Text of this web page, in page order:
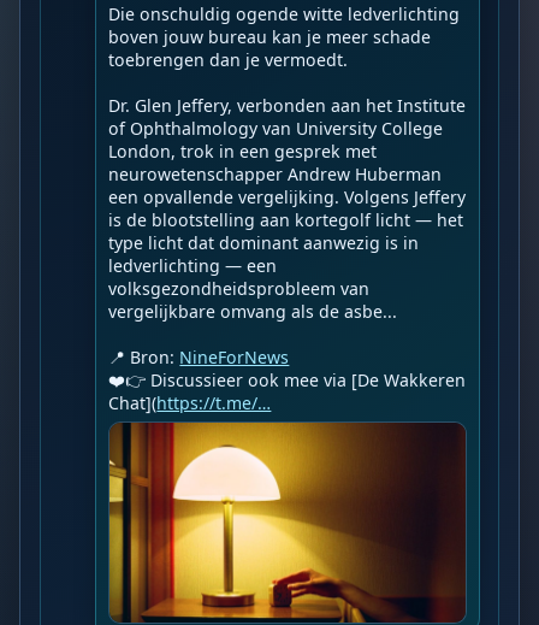
Die onschuldig ogende witte ledverlichting
boven jouw bureau kan je meer schade
toebrengen dan je vermoedt.
Dr. Glen Jeffery, verbonden aan het Institute
of Ophthalmology van University College
London, trok in een gesprek met
neurowetenschapper Andrew Huberman
een opvallende vergelijking. Volgens Jeffery
is de blootstelling aan kortegolf licht — het
type licht dat dominant aanwezig is in
ledverlichting — een
volksgezondheidsprobleem van
vergelijkbare omvang als de asbe...
📍 Bron: NineForNews
❤️👉 Discussieer ook mee via [De Wakkeren
Chat](https://t.me/…